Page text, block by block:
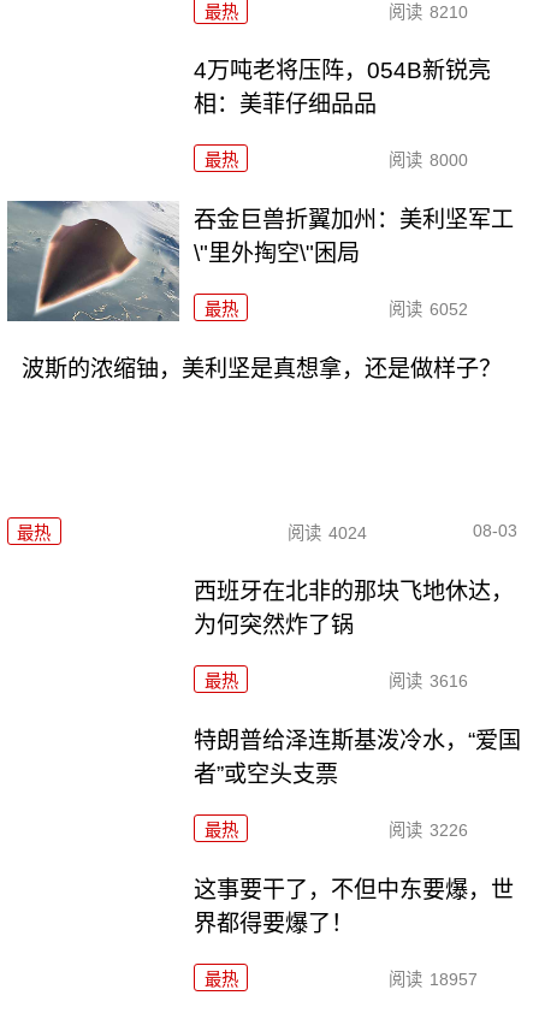
最热 阅读 8210
4万吨老将压阵，054B新锐亮
相：美菲仔细品品
最热 阅读 8000
吞金巨兽折翼加州：美利坚军工
\"里外掏空\"困局
最热 阅读 6052
波斯的浓缩铀，美利坚是真想拿，还是做样子？
最热 阅读 4024 08-03
西班牙在北非的那块飞地休达，
为何突然炸了锅
最热 阅读 3616
特朗普给泽连斯基泼冷水，“爱国
者”或空头支票
最热 阅读 3226
这事要干了，不但中东要爆，世
界都得要爆了！
最热 阅读 18957